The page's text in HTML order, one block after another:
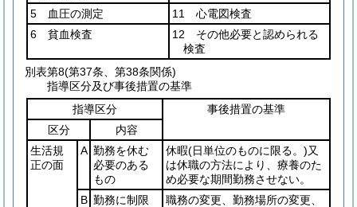
5 血圧の測定
11 心電図検査
6 貧血検査
12 その他必要と認められる
検査
別表第8(第37条、第38条関係)
指導区分及び事後措置の基準
指導区分
事後措置の基準
区分
内容
生活規
正の面
A 勤務を休む
必要のある
もの
休暇(日単位のものに限る。)又
は休職の方法により、療養のた
め必要な期間勤務させない。
B 勤務に制限
職務の変更、勤務場所の変更、